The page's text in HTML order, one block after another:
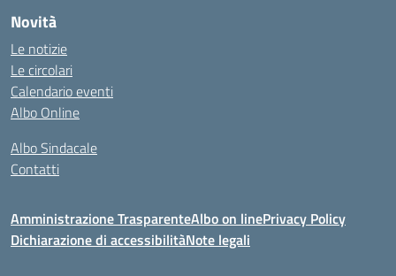
Novità
Le notizie
Le circolari
Calendario eventi
Albo Online
Albo Sindacale
Contatti
Amministrazione TrasparenteAlbo on linePrivacy Policy
Dichiarazione di accessibilitàNote legali